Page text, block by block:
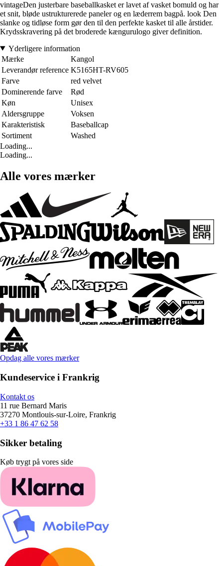
vintageDen justerbare baseballkasket er lavet af vasket bomuld og har
et snit, bløde ustrukturerede paneler og en læderrem bagpå. look Den
slanke og tidløse form gør den til den perfekte kasket til alle årstider.
Krydsskravering på det broderede kængurulogo giver definition.
Yderligere information
Mærke
Kangol
Leverandør reference K5165HT-RV605
Farve
red velvet
Dominerende farve
Rød
Køn
Unisex
Aldersgruppe
Voksen
Karakteristisk
Baseballcap
Sortiment
Washed
Loading...
Loading...
Alle vores mærker
Opdag alle vores mærker
Kundeservice i Frankrig
Kontakt os
11 rue Bernard Maris
37270 Montlouis-sur-Loire, Frankrig
+33 1 86 47 62 58
Sikker betaling
Køb trygt på vores side